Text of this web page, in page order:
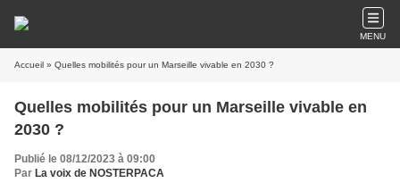
MENU
Accueil » Quelles mobilités pour un Marseille vivable en 2030 ?
Quelles mobilités pour un Marseille vivable en
2030 ?
Publié le 08/12/2023 à 09:00
Par La voix de NOSTERPACA